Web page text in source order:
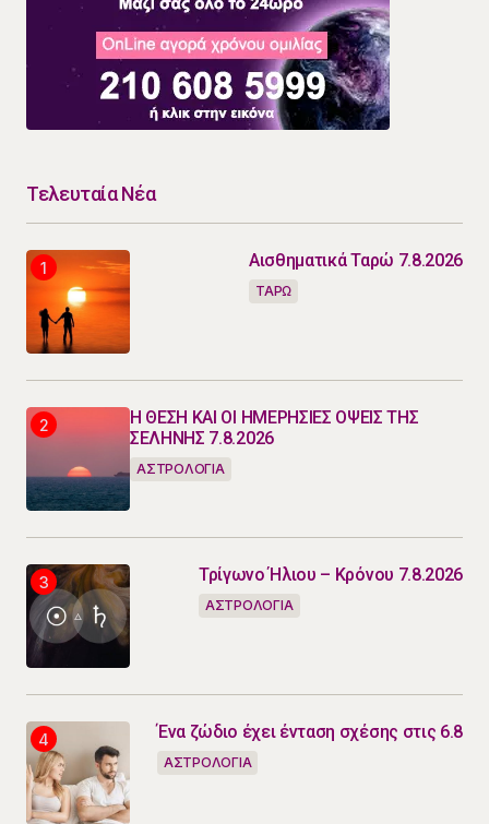
Τελευταία Νέα
Αισθηματικά Ταρώ 7.8.2026
ΤΑΡΩ
Η ΘΕΣΗ ΚΑΙ ΟΙ ΗΜΕΡΗΣΙΕΣ ΟΨΕΙΣ ΤΗΣ
ΣΕΛΗΝΗΣ 7.8.2026
ΑΣΤΡΟΛΟΓΙΑ
Τρίγωνο Ήλιου – Κρόνου 7.8.2026
ΑΣΤΡΟΛΟΓΙΑ
Ένα ζώδιο έχει ένταση σχέσης στις 6.8
ΑΣΤΡΟΛΟΓΙΑ